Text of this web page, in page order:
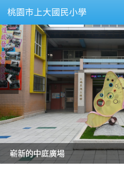
桃園市上大國民小學
美麗的操場是我們活力的來源
美麗的操場是我們活力的來源
煥然一新的小司令台
煥然一新的小司令台
富含桃園埤塘田園風光意象的中廊
富含桃園埤塘田園風光意象的中廊
嶄新的中庭廣場
嶄新的中庭廣場
水生池生生不息
水生池生生不息